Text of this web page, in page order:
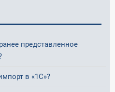
представленное
в «1С»?